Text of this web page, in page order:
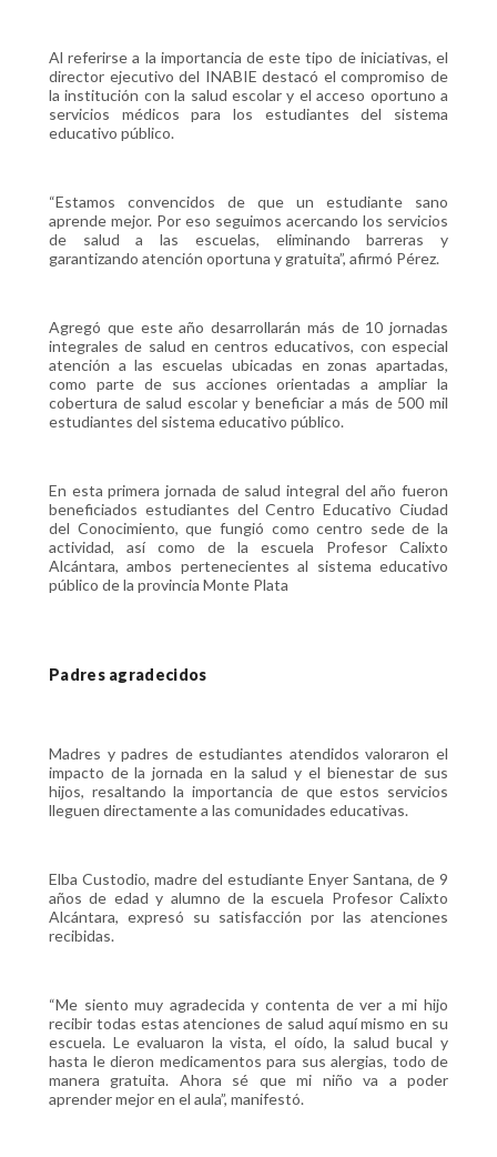
Al referirse a la importancia de este tipo de iniciativas, el
director ejecutivo del INABIE destacó el compromiso de
la institución con la salud escolar y el acceso oportuno a
servicios médicos para los estudiantes del sistema
educativo público.
“Estamos convencidos de que un estudiante sano
aprende mejor. Por eso seguimos acercando los servicios
de salud a las escuelas, eliminando barreras y
garantizando atención oportuna y gratuita”, afirmó Pérez.
Agregó que este año desarrollarán más de 10 jornadas
integrales de salud en centros educativos, con especial
atención a las escuelas ubicadas en zonas apartadas,
como parte de sus acciones orientadas a ampliar la
cobertura de salud escolar y beneficiar a más de 500 mil
estudiantes del sistema educativo público.
En esta primera jornada de salud integral del año fueron
beneficiados estudiantes del Centro Educativo Ciudad
del Conocimiento, que fungió como centro sede de la
actividad, así como de la escuela Profesor Calixto
Alcántara, ambos pertenecientes al sistema educativo
público de la provincia Monte Plata
Padres agradecidos
Madres y padres de estudiantes atendidos valoraron el
impacto de la jornada en la salud y el bienestar de sus
hijos, resaltando la importancia de que estos servicios
lleguen directamente a las comunidades educativas.
Elba Custodio, madre del estudiante Enyer Santana, de 9
años de edad y alumno de la escuela Profesor Calixto
Alcántara, expresó su satisfacción por las atenciones
recibidas.
“Me siento muy agradecida y contenta de ver a mi hijo
recibir todas estas atenciones de salud aquí mismo en su
escuela. Le evaluaron la vista, el oído, la salud bucal y
hasta le dieron medicamentos para sus alergias, todo de
manera gratuita. Ahora sé que mi niño va a poder
aprender mejor en el aula”, manifestó.